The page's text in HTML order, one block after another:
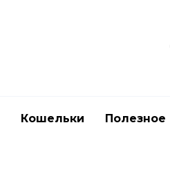
Кошельки Полезное